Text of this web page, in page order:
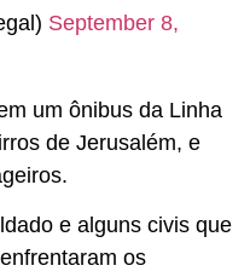
September 8,
um ônibus da Linha
de Jerusalém, e
e alguns civis que
os